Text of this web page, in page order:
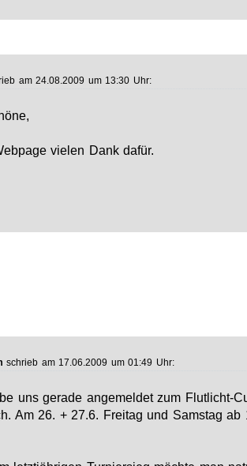
am 24.08.2009 um 13:30 Uhr:
vielen Dank dafür.
schrieb am 17.06.2009 um 01:49 Uhr:
uns gerade angemeldet zum Flutlicht-
Am 26. + 27.6. Freitag und Samstag ab